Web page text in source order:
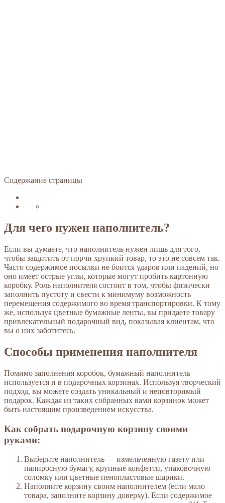
Содержание страницы
Для чего нужен наполнитель?
Если вы думаете, что наполнитель нужен лишь для того,
чтобы защитить от порчи хрупкий товар, то это не совсем так.
Часто содержимое посылки не боится ударов или падений, но
оно имеет острые углы, которые могут пробить картонную
коробку. Роль наполнителя состоит в том, чтобы физически
заполнить пустоту и свести к минимуму возможность
перемещения содержимого во время транспортировки. К тому
же, используя цветные бумажные ленты, вы придаете товару
привлекательный подарочный вид, показывая клиентам, что
вы о них заботитесь.
Способы применения наполнителя
Помимо заполнения коробок, бумажный наполнитель
используется и в подарочных корзинах. Используя творческий
подход, вы можете создать уникальный и неповторимый
подарок. Каждая из таких собранных вами корзинок может
быть настоящим произведением искусства.
Как собрать подарочную корзину своими
руками:
Выберите наполнитель — измельченную газету или
папиросную бумагу, крупные конфетти, упаковочную
соломку или цветные пенопластовые шарики.
Наполните корзину своим наполнителем (если мало
товара, заполните корзину доверху). Если содержимое